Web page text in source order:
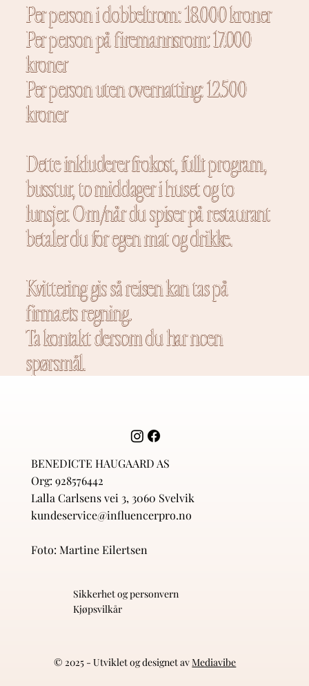
Per person i dobbeltrom: 18.000 kroner
Per person på firemannsrom: 17.000
kroner
Per person uten overnatting: 12.500
kroner
Dette inkluderer frokost, fullt program,
busstur, to middager i huset og to
lunsjer. Om/når du spiser på restaurant
betaler du for egen mat og drikke.
Kvittering gis så reisen kan tas på
firmaets regning.
Ta kontakt dersom du har noen
spørsmål.
BENEDICTE HAUGAARD AS
Org: 928576442
Lalla Carlsens vei 3, 3060 Svelvik
kundeservice@influencerpro.no
Foto: Martine Eilertsen
Sikkerhet og personvern
Kjøpsvilkår
© 2025 - Utviklet og designet avMediavibe